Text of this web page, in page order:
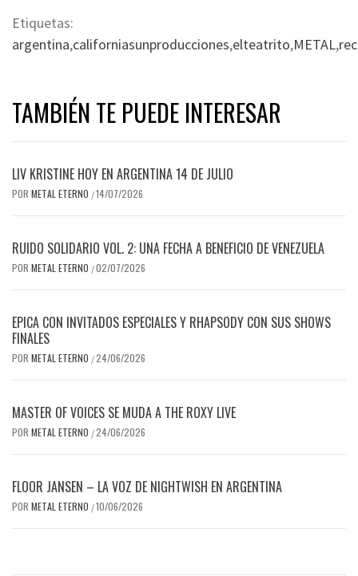
Etiquetas:
argentina,californiasunproducciones,elteatrito,METAL,
TAMBIÉN TE PUEDE INTERESAR
LIV KRISTINE HOY EN ARGENTINA 14 DE JULIO
POR METAL ETERNO /14/07/2026
RUIDO SOLIDARIO VOL. 2: UNA FECHA A BENEFICIO DE VENEZUELA
POR METAL ETERNO /02/07/2026
EPICA CON INVITADOS ESPECIALES Y RHAPSODY CON SUS SHOWS
FINALES
POR METAL ETERNO /24/06/2026
MASTER OF VOICES SE MUDA A THE ROXY LIVE
POR METAL ETERNO /24/06/2026
FLOOR JANSEN – LA VOZ DE NIGHTWISH EN ARGENTINA
POR METAL ETERNO /10/06/2026